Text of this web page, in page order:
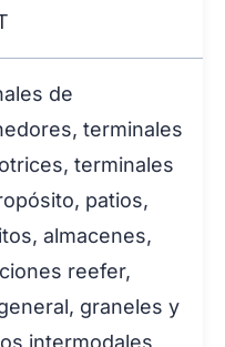
de
terminales
terminales
patios,
almacenes,
reefer,
graneles y
intermodales